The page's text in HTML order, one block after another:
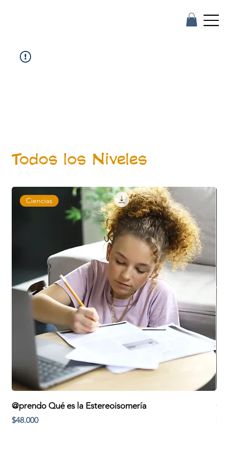
Todos los Niveles
Ciencias
@prendo Qué es la Estereoisomería
Precio
$48.000